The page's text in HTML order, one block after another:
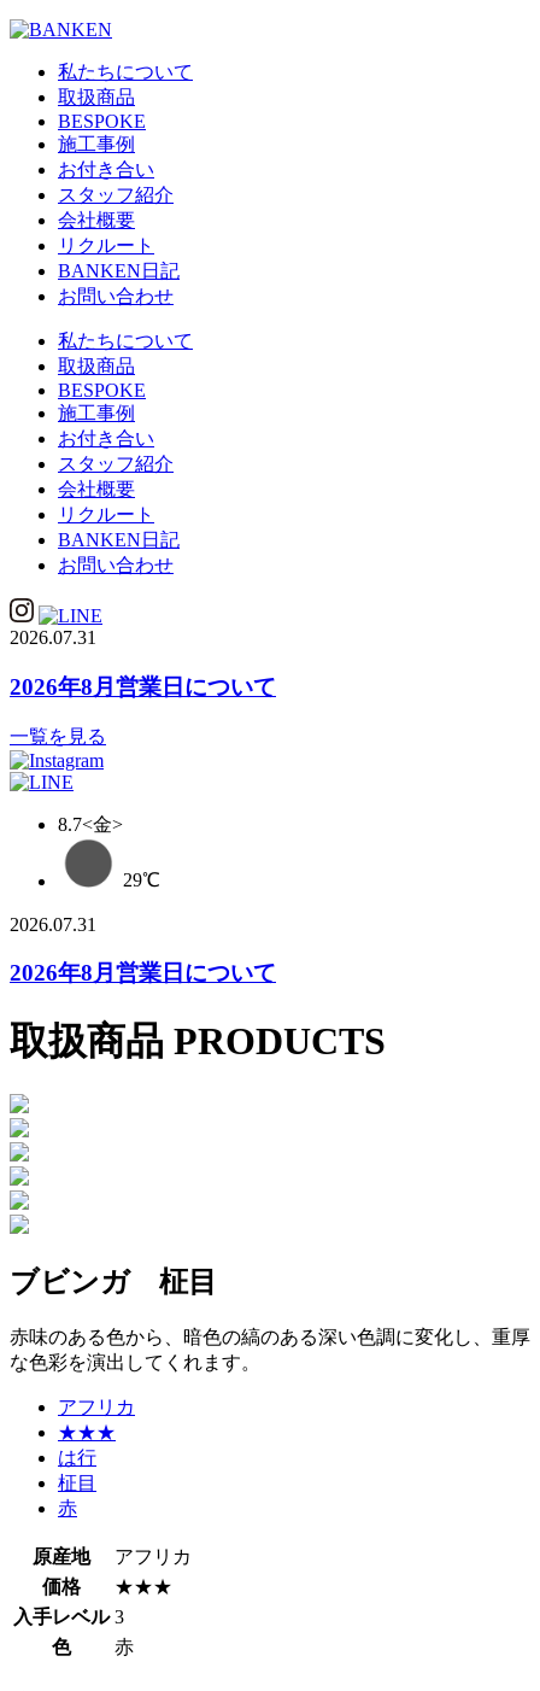
私たちについて
取扱商品
BESPOKE
施工事例
お付き合い
スタッフ紹介
会社概要
リクルート
BANKEN日記
お問い合わせ
私たちについて
取扱商品
BESPOKE
施工事例
お付き合い
スタッフ紹介
会社概要
リクルート
BANKEN日記
お問い合わせ
2026.07.31
2026年8月営業日について
一覧を見る
8.7<金>
29℃
2026.07.31
2026年8月営業日について
取扱商品 PRODUCTS
ブビンガ 柾目
赤味のある色から、暗色の縞のある深い色調に変化し、重厚
な色彩を演出してくれます。
アフリカ
★★★
は行
柾目
赤
原産地
アフリカ
価格
★★★
入手レベル 3
色
赤